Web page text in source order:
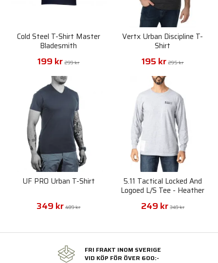
Cold Steel T-Shirt Master
Bladesmith
199 kr 299 kr
Vertx Urban Discipline T-
Shirt
195 kr 295 kr
UF PRO Urban T-Shirt
349 kr 489 kr
5.11 Tactical Locked And
Logoed L/S Tee - Heather
Grey
249 kr 349 kr
FRI FRAKT INOM SVERIGE
VID KÖP FÖR ÖVER 600:-